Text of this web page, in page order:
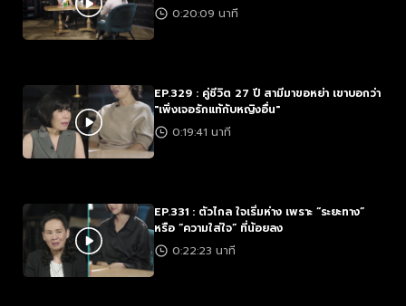
0:20:09 นาที
EP.329 : คู่ชีวิต 27 ปี สามีมาขอหย่า เขาบอกว่า
"เพิ่งเจอรักแท้กับหญิงอื่น"
0:19:41 นาที
EP.331 : ตัวไกล ใจเริ่มห่าง เพราะ “ระยะทาง”
หรือ “ความใส่ใจ” ที่น้อยลง
0:22:23 นาที